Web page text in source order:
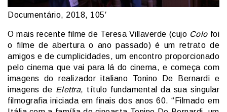
Documentário, 2018, 105′
O mais recente filme de Teresa Villaverde (cujo Colofoi
o filme de abertura o ano passado) é um retrato de
amigos e de cumplicidades, um encontro proporcionado
pelo cinema que vai para lá do cinema, e começa com
imagens do realizador italiano Tonino De Bernardi e
imagens de Elettra, título fundamental da sua singular
filmografia iniciada em finais dos anos 60. “Filmado em